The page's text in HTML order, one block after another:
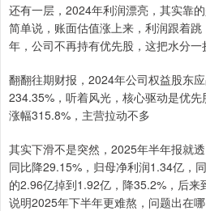
还有一层，2024年利润漂亮，其实靠
简单说，账面估值涨上来，利润跟着
年，公司不再持有优先股，这把水分
翻翻往期财报，2024年公司权益股东
234.35%，听着风光，核心驱动是优先
涨幅315.8%，主营拉动不多
其实下滑不是突然，2025年半年报就
同比降29.15%，归母净利润1.34亿，
的2.96亿掉到1.92亿，降35.2%，后来
说明2025年下半年更难熬，问题出在哪